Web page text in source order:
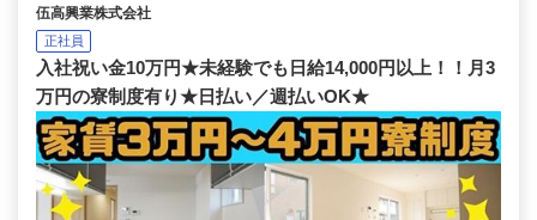
伍高興業株式会社
正社員
入社祝い金10万円★未経験でも日給14,000円以上！！月3
万円の寮制度有り★日払い／週払いOK★